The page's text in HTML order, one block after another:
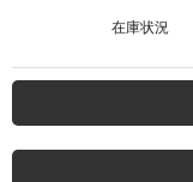
在庫状況